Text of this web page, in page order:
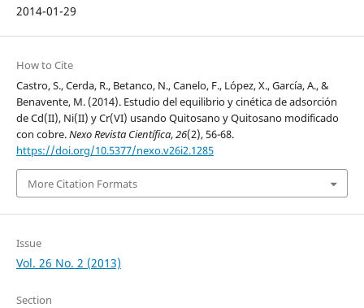
2014-01-29
How to Cite
Castro, S., Cerda, R., Betanco, N., Canelo, F., López, X., García, A., &
Benavente, M. (2014). Estudio del equilibrio y cinética de adsorción
de Cd(II), Ni(II) y Cr(VI) usando Quitosano y Quitosano modificado
con cobre.Nexo Revista Científica,26(2), 56-68.
https://doi.org/10.5377/nexo.v26i2.1285
More Citation Formats
Issue
Vol. 26 No. 2 (2013)
Section